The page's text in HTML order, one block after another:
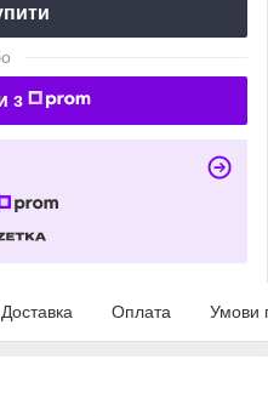
з
Доставка Оплата Умови